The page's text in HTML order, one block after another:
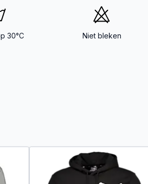
30°C Niet bleken